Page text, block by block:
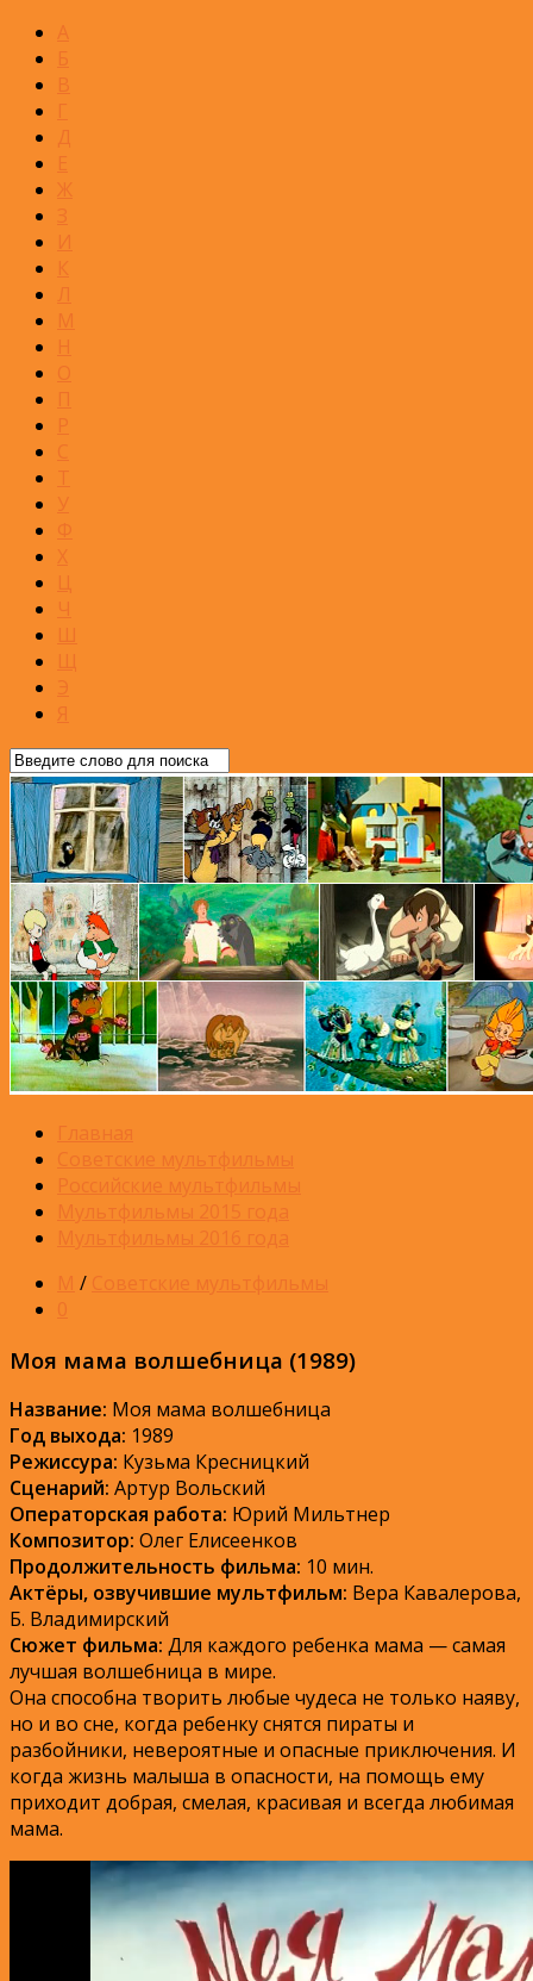
А
Б
В
Г
Д
Е
Ж
З
И
К
Л
М
Н
О
П
Р
С
Т
У
Ф
Х
Ц
Ч
Ш
Щ
Э
Я
Главная
Советские мультфильмы
Российские мультфильмы
Мультфильмы 2015 года
Мультфильмы 2016 года
М / Советские мультфильмы
0
Моя мама волшебница (1989)
Название: Моя мама волшебница
Год выхода: 1989
Режиссура: Кузьма Кресницкий
Сценарий: Артур Вольский
Операторская работа: Юрий Мильтнер
Композитор: Олег Елисеенков
Продолжительность фильма: 10 мин.
Актёры, озвучившие мультфильм: Вера Кавалерова,
Б. Владимирский
Сюжет фильма: Для каждого ребенка мама — самая
лучшая волшебница в мире.
Она способна творить любые чудеса не только наяву,
но и во сне, когда ребенку снятся пираты и
разбойники, невероятные и опасные приключения. И
когда жизнь малыша в опасности, на помощь ему
приходит добрая, смелая, красивая и всегда любимая
мама.